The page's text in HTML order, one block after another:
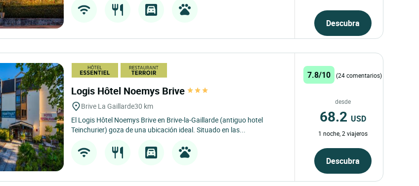
Descubra
Logis Hôtel Noemys Brive
Brive La Gaillarde30 km
El Logis Hôtel Noemys Brive en Brive-la-Gaillarde (antiguo hotel
Teinchurier) goza de una ubicación ideal. Situado en las...
7.8/10 (24 comentarios)
desde
68.2 USD
1 noche, 2 viajeros
Descubra